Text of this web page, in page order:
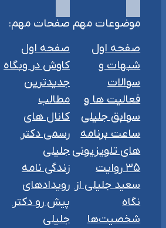
موضوعات مهم
صفحه اول
شبهات و
سوالات
فعالیت ها و
سوابق جلیلی
ساعت برنامه
های تلویزیونی
۳۵ روایت
سعید جلیلی از
نگاه
شخصیت‌ها
صفحات مهم:
صفحه اول
کاوش در وبگاه
جدیدترین
مطالب
کانال های
رسمی دکتر
جلیلی
زندگی نامه
رویدادهای
پیش رو دکتر
جلیلی